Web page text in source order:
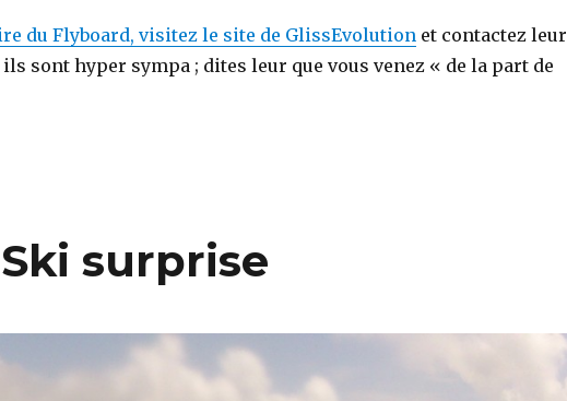
du Flyboard, visitez le site de GlissEvolutionet contactez leur
ils sont hyper sympa ; dites leur que vous venez « de la part de
surprise